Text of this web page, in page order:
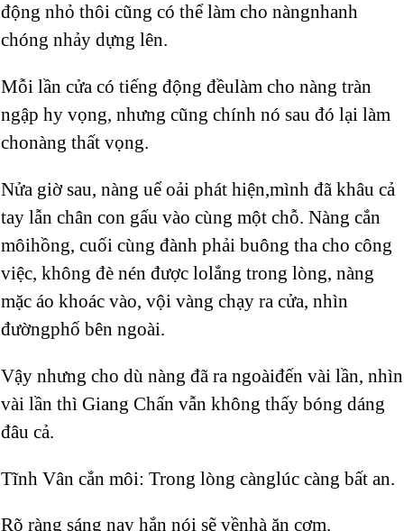
động nhỏ thôi cũng có thể làm cho nàngnhanh
chóng nhảy dựng lên.
Mỗi lần cửa có tiếng động đềulàm cho nàng tràn
ngập hy vọng, nhưng cũng chính nó sau đó lại làm
chonàng thất vọng.
Nửa giờ sau, nàng uể oải phát hiện,mình đã khâu cả
tay lẫn chân con gấu vào cùng một chỗ. Nàng cắn
môihồng, cuối cùng đành phải buông tha cho công
việc, không đè nén được lolắng trong lòng, nàng
mặc áo khoác vào, vội vàng chạy ra cửa, nhìn
đườngphố bên ngoài.
Vậy nhưng cho dù nàng đã ra ngoàiđến vài lần, nhìn
vài lần thì Giang Chấn vẫn không thấy bóng dáng
đâu cả.
Tĩnh Vân cắn môi: Trong lòng cànglúc càng bất an.
Rõ ràng sáng nay hắn nói sẽ vềnhà ăn cơm.